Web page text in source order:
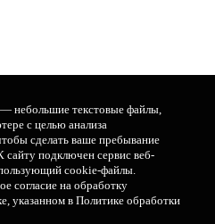
небольшие текстовые файлы,
с целью анализа
сделать ваше пребывание
подключен сервис веб-
cookie-файлы.
согласие на обработку
указанном в Политике обработки